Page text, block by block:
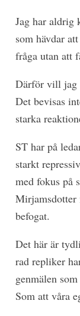
Jag har aldrig
som hävdar
fråga utan att
Därför vill jag
Det bevisas
starka
ST har på
starkt
med fokus på
Mirjamsdotter
befogat.
Det här är
rad repliker
genmälen
Som att våra